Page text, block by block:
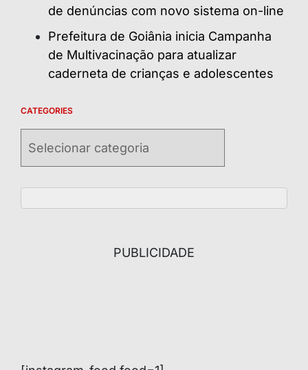
de denúncias com novo sistema on-line
Prefeitura de Goiânia inicia Campanha
de Multivacinação para atualizar
caderneta de crianças e adolescentes
CATEGORIES
PUBLICIDADE